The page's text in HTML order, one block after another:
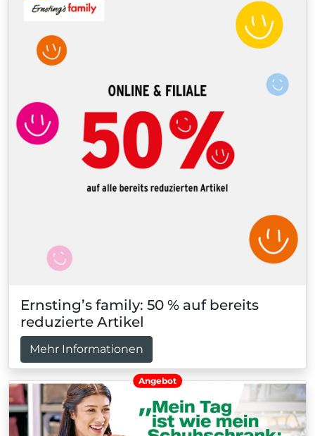
Ernsting’s family: 50 % auf bereits
reduzierte Artikel
Mehr Informationen
Angebot